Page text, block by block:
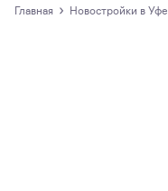
Главная › новостройки в Уфе